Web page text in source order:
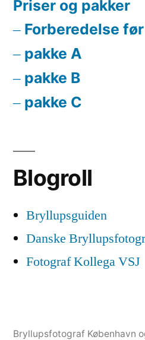
Priser og pakker
Forberedelse
pakke A
pakke B
pakke C
Blogroll
Bryllupsguiden
Danske
Fotograf Kollega VSJ
Bryllupsfotograf København